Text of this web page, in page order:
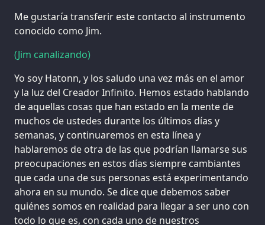
Me gustaría transferir este contacto al instrumento
conocido como Jim.
(Jim canalizando)
Yo soy Hatonn, y los saludo una vez más en el amor
y la luz del Creador Infinito. Hemos estado hablando
de aquellas cosas que han estado en la mente de
muchos de ustedes durante los últimos días y
semanas, y continuaremos en esta línea y
hablaremos de otra de las que podrían llamarse sus
preocupaciones en estos días siempre cambiantes
que cada una de sus personas está experimentando
ahora en su mundo. Se dice que debemos saber
quiénes somos en realidad para llegar a ser uno con
todo lo que es, con cada uno de nuestros